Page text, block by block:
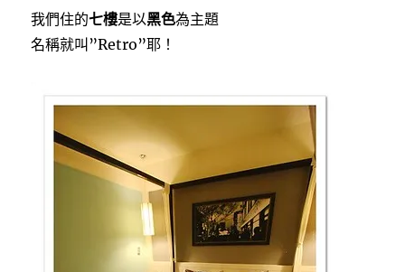
我們住的七樓是以黑色為主題
名稱就叫”Retro”耶！